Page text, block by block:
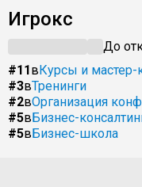
Игрокс
До
#11вКурсы и мастер-
#3вТренинги
#2вОрганизация
#5вБизнес-
#5вБизнес-школа